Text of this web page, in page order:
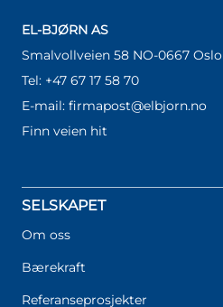
EL-BJØRN AS
Smalvollveien 58 NO-0667 Oslo
Tel: +47 67 17 58 70
E-mail: firmapost@elbjorn.no
Finn veien hit
SELSKAPET
Om oss
Bærekraft
Referanseprosjekter